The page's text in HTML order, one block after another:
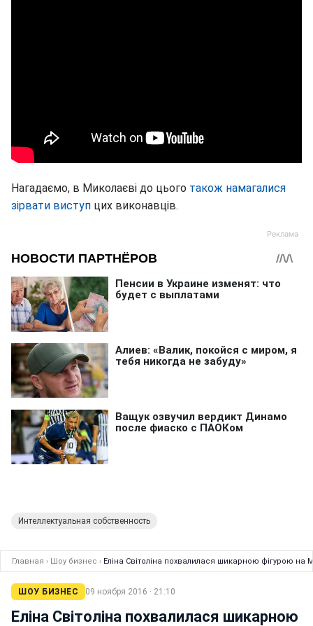
Нагадаємо, в Миколаєві до цього також намагалися
зірвати виступ цих виконавців.
Интеллектуальная собственность
Главная › Шоу бизнес › Еліна Світоліна похвалилася шикарною фігурою на
ШОУ БИЗНЕС 09 ноября 2016 · 21:10
Еліна Світоліна похвалилася шикарною